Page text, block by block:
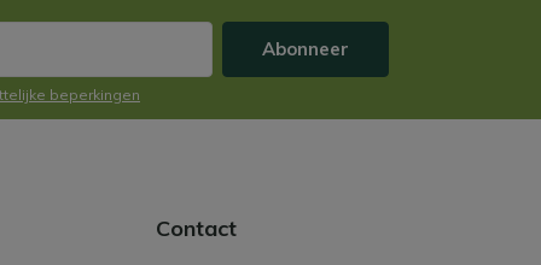
Abonneer
beperkingen
Contact